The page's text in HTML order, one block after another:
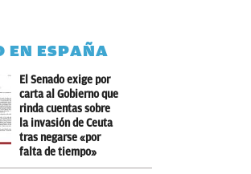
EN ESPAÑA
El Senado exige por
carta al Gobierno que
rinda cuentas sobre
la invasión de Ceuta
tras negarse «por
falta de tiempo»